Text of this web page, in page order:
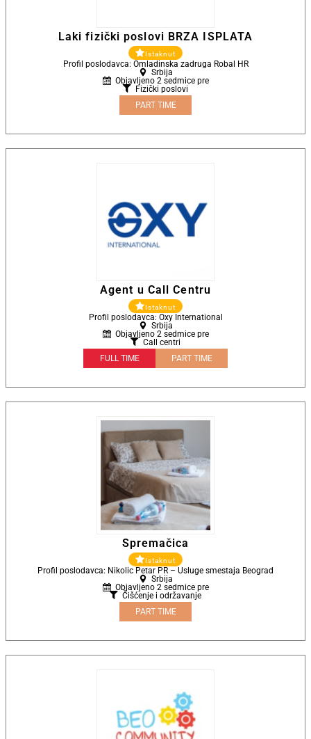
Laki fizički poslovi BRZA ISPLATA
Istaknut
Profil poslodavca: Omladinska zadruga Robal HR
Srbija
Objavljeno 2 sedmice pre
Fizički poslovi
PART TIME
Agent u Call Centru
Istaknut
Profil poslodavca: Oxy International
Srbija
Objavljeno 2 sedmice pre
Call centri
FULL TIME
PART TIME
Spremačica
Istaknut
Profil poslodavca: Nikolic Petar PR – Usluge smestaja Beograd
Srbija
Objavljeno 2 sedmice pre
Čišćenje i održavanje
PART TIME